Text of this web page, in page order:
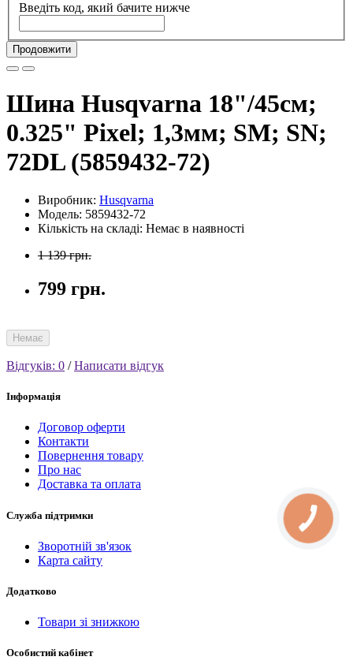
Введіть код, який бачите нижче
Продовжити
Шина Husqvarna 18"/45см;
0.325" Pixel; 1,3мм; SM; SN;
72DL (5859432-72)
Виробник: Husqvarna
Модель: 5859432-72
Кількість на складі: Немає в наявності
1 139 грн.
799 грн.
Немає
Відгуків: 0 /Написати відгук
Інформація
Договор оферти
Контакти
Повернення товару
Про нас
Доставка та оплата
Служба підтримки
Зворотній зв'язок
Карта сайту
Додатково
Товари зі знижкою
Особистий кабінет
КНОПКА
СВЯЗИ